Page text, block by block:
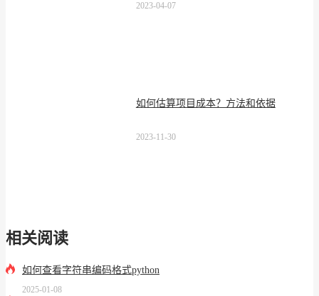
2023-04-07
如何估算项目成本？方法和依据
2023-11-30
相关阅读
如何查看字符串编码格式python
2025-01-08